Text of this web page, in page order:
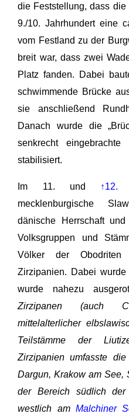
die Feststellung, dass die
9./10. Jahrhundert eine
vom Festland zu der
breit war, dass zwei
Platz fanden. Dabei
schwimmende Brücke
sie anschließend
Danach wurde die
senkrecht
stabilisiert.
Im 11. und ↑12.
mecklenburgische
dänische Herrschaft
Volksgruppen und
Völker der Obodriten
Zirzipanien. Dabei
wurde nahezu
Zirzipanen (auch
mittelalterlicher
Teilstämme der
Zirzipanien umfasste
Dargun, Krakow am See,
der Bereich südlich
westlich am Malchiner